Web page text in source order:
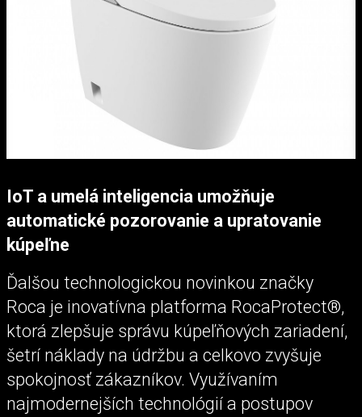
IoT a umelá inteligencia umožňuje
automatické pozorovanie a upratovanie
kúpeľne
Ďalšou technologickou novinkou značky
Roca je inovatívna platforma RocaProtect®,
ktorá zlepšuje správu kúpeľňových zariadení,
šetrí náklady na údržbu a celkovo zvyšuje
spokojnosť zákazníkov. Využívaním
najmodernejších technológií a postupov